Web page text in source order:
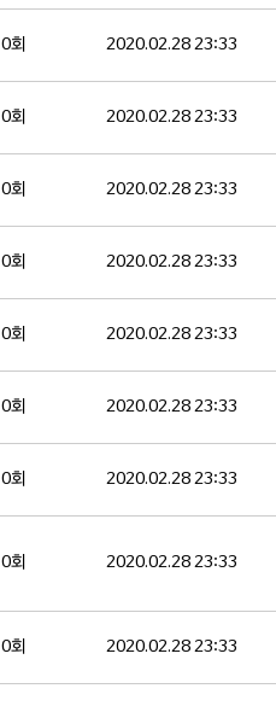
0회 2020.02.28 23:33
0회 2020.02.28 23:33
0회 2020.02.28 23:33
0회 2020.02.28 23:33
0회 2020.02.28 23:33
0회 2020.02.28 23:33
0회 2020.02.28 23:33
0회 2020.02.28 23:33
0회 2020.02.28 23:33